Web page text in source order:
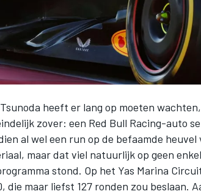
DTM
heeft er lang op moeten
zover: een Red Bull Racing-auto
al wel een run op de befaamde
maar dat viel natuurlijk op geen
stond. Op het Yas Marina
die maar liefst 127 ronden zou beslaan.